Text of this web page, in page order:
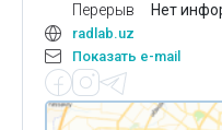
Перерыв
Нет
radlab.uz
Показать e-mail